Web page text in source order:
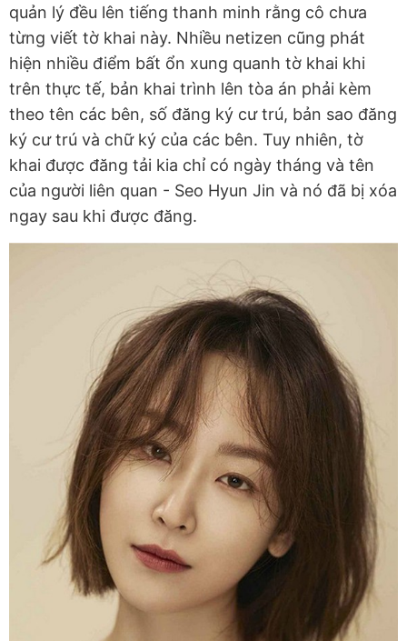
quản lý đều lên tiếng thanh minh rằng cô chưa
từng viết tờ khai này. Nhiều netizen cũng phát
hiện nhiều điểm bất ổn xung quanh tờ khai khi
trên thực tế, bản khai trình lên tòa án phải kèm
theo tên các bên, số đăng ký cư trú, bản sao đăng
ký cư trú và chữ ký của các bên. Tuy nhiên, tờ
khai được đăng tải kia chỉ có ngày tháng và tên
của người liên quan - Seo Hyun Jin và nó đã bị xóa
ngay sau khi được đăng.